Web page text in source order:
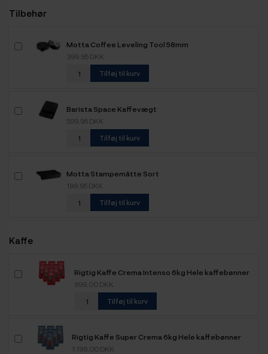
Tilbehør
Motta Coffee Leveling Tool 58mm
399,95 DKK
Tilføj til kurv
Barista Space Kaffevægt
599,95 DKK
Tilføj til kurv
Motta Stampemåtte Sort
199,95 DKK
Tilføj til kurv
Kaffe
Rigtig Kaffe Crema Intenso 6kg Hele kaffebønner
999,00 DKK
Tilføj til kurv
Rigtig Kaffe Super Crema 6kg Hele kaffebønner
1.199,00 DKK